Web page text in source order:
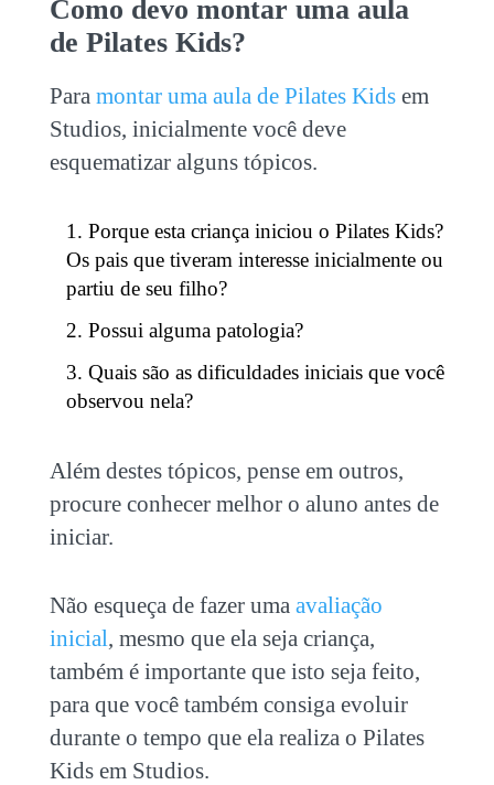
Como devo montar uma aula
de Pilates Kids?
Para montar uma aula de Pilates Kidsem
Studios, inicialmente você deve
esquematizar alguns tópicos.
Porque esta criança iniciou o Pilates Kids?
Os pais que tiveram interesse inicialmente ou
partiu de seu filho?
Possui alguma patologia?
Quais são as dificuldades iniciais que você
observou nela?
Além destes tópicos, pense em outros,
procure conhecer melhor o aluno antes de
iniciar.
Não esqueça de fazer uma avaliação
inicial, mesmo que ela seja criança,
também é importante que isto seja feito,
para que você também consiga evoluir
durante o tempo que ela realiza o Pilates
Kids em Studios.